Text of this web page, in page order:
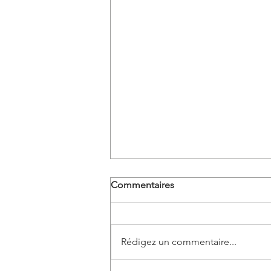
Commentaires
Rédigez un commentaire...